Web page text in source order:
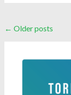
Posts
← Older posts